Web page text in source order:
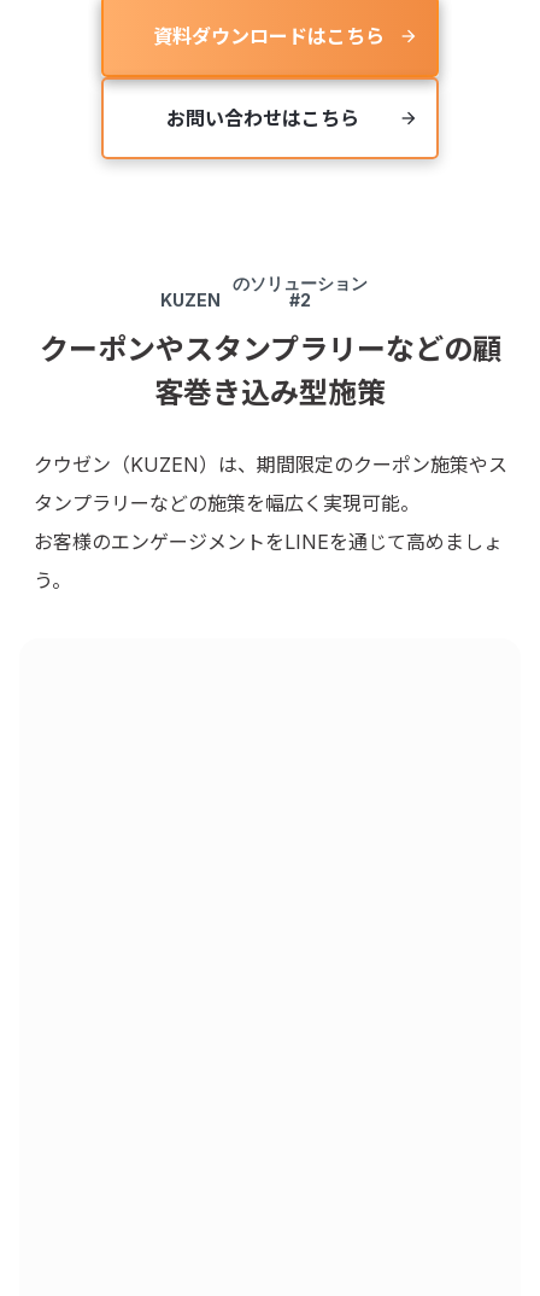
資料ダウンロードはこちら arrow_forward
お問い合わせはこちら arrow_forward
KUZEN
のソリューション
#2
クーポンやスタンプラリーなどの顧
客巻き込み型施策
クウゼン（KUZEN）は、期間限定のクーポン施策やス
タンプラリーなどの施策を幅広く実現可能。
お客様のエンゲージメントをLINEを通じて高めましょ
う。